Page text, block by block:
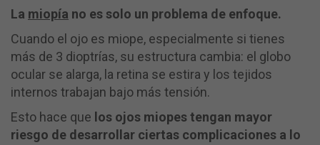
La miopía no es solo un problema de enfoque.
Cuando el ojo es miope, especialmente si tienes
más de 3 dioptrías, su estructura cambia: el globo
ocular se alarga, la retina se estira y los tejidos
internos trabajan bajo más tensión.
Esto hace que los ojos miopes tengan mayor
riesgo de desarrollar ciertas complicaciones a lo